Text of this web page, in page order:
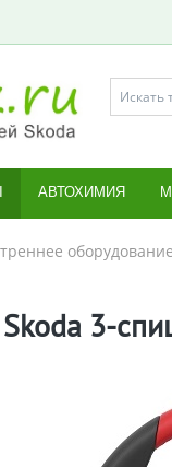
АВТОХИМИЯ
оборудование
3-